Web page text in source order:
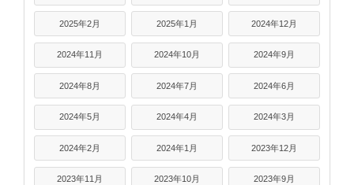
2025年2月 2025年1月 2024年12月
2024年11月 2024年10月 2024年9月
2024年8月 2024年7月 2024年6月
2024年5月 2024年4月 2024年3月
2024年2月 2024年1月 2023年12月
2023年11月 2023年10月 2023年9月